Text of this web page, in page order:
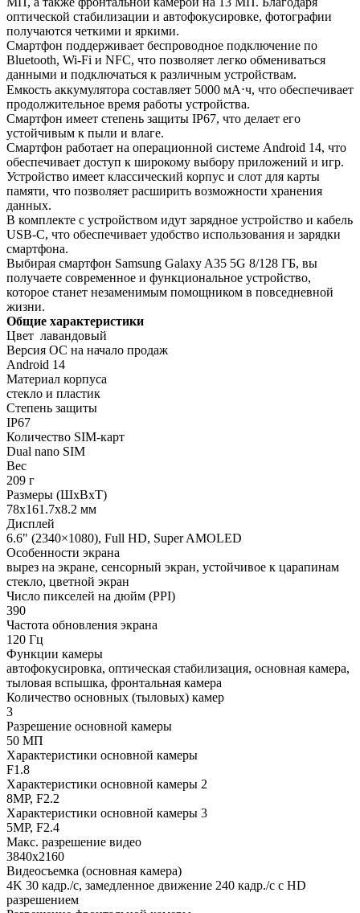
оптической стабилизации и автофокусировке, фотографии
получаются четкими и яркими.
Смартфон поддерживает беспроводное подключение по
Bluetooth, Wi-Fi и NFC, что позволяет легко обмениваться
данными и подключаться к различным устройствам.
Емкость аккумулятора составляет 5000 мА⋅ч, что обеспечивает
продолжительное время работы устройства.
Смартфон имеет степень защиты IP67, что делает его
устойчивым к пыли и влаге.
Смартфон работает на операционной системе Android 14, что
обеспечивает доступ к широкому выбору приложений и игр.
Устройство имеет классический корпус и слот для карты
памяти, что позволяет расширить возможности хранения
данных.
В комплекте с устройством идут зарядное устройство и кабель
USB-C, что обеспечивает удобство использования и зарядки
смартфона.
Выбирая смартфон Samsung Galaxy A35 5G 8/128 ГБ, вы
получаете современное и функциональное устройство,
которое станет незаменимым помощником в повседневной
жизни.
Общие характеристики
Цвет лавандовый
Версия ОС на начало продаж
Android 14
Материал корпуса
стекло и пластик
Степень защиты
IP67
Количество SIM-карт
Dual nano SIM
Вес
209 г
Размеры (ШxВxТ)
78x161.7x8.2 мм
Дисплей
6.6" (2340×1080), Full HD, Super AMOLED
Особенности экрана
вырез на экране, сенсорный экран, устойчивое к царапинам
стекло, цветной экран
Число пикселей на дюйм (PPI)
390
Частота обновления экрана
120 Гц
Функции камеры
автофокусировка, оптическая стабилизация, основная камера,
тыловая вспышка, фронтальная камера
Количество основных (тыловых) камер
3
Разрешение основной камеры
50 МП
Характеристики основной камеры
F1.8
Характеристики основной камеры 2
8MP, F2.2
Характеристики основной камеры 3
5MP, F2.4
Макс. разрешение видео
3840x2160
Видеосъемка (основная камера)
4K 30 кадр./с, замедленное движение 240 кадр./с с HD
разрешением